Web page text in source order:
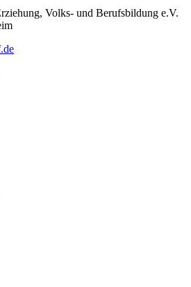
Volks- und Berufsbildung e.V.